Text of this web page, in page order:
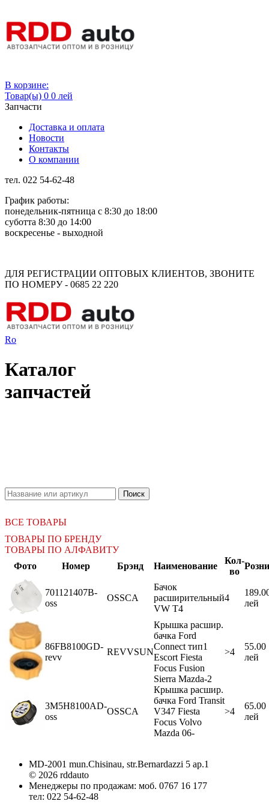
В корзине:
Товар(ы) 0 0 лей
Запчасти
Доставка и оплата
Новости
Контакты
О компании
тел. 022 54-62-48
График работы:
понедельник-пятница с 8:30 до 18:00
суботта 8:30 до 14:00
воскресенье - выходной
ДЛЯ РЕГИСТРАЦИИ ОПТОВЫХ КЛИЕНТОВ, ЗВОНИТЕ
ПО НОМЕРУ - 0685 22 220
Ro
Каталог
запчастей
ВСЕ ТОВАРЫ
ТОВАРЫ ПО БРЕНДУ
ТОВАРЫ ПО АЛФАВИТУ
Фото
Номер Брэнд Наименование
Кол-
во
701121407B-
oss
OSSCA
Бачок
расширительный
VW Т4
4
лей
86FB8100GD-
revv
REVVSUN
Крышка расшир.
бачка Ford
Connect тип1
Escort Fiesta
Focus Fusion
Sierra Mazda-2
>4
55.00
лей
3M5H8100AD-
oss
OSSCA
Крышка расшир.
бачка Ford Transit
V347 Fiesta
Focus Volvo
Mazda 06-
>4
65.00
лей
MD-2001 mun.Chisinau, str.Bernardazzi 5 ap.1
© 2026 rddauto
Менеджеры по продажам: моб. 0767 16 177
тел: 022 54-62-48